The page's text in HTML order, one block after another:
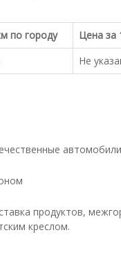
по городу Цена за
Не
продуктов,
креслом.